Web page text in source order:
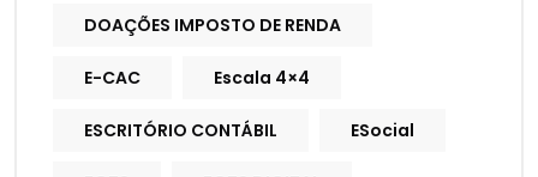
DOAÇÕES IMPOSTO DE RENDA
E-CAC Escala 4×4
ESCRITÓRIO CONTÁBIL ESocial